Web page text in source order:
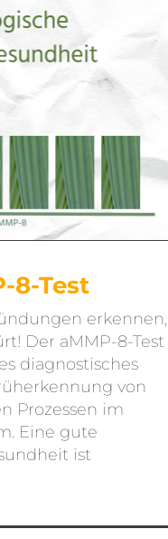
8-Test
erkennen,
Der aMMP-8-Test
diagnostisches
von
Prozessen im
Eine gute
ist